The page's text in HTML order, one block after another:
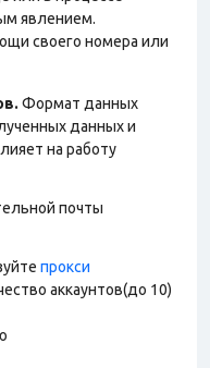
явлением.
своего номера или
Формат данных
данных и
на работу
почты
прокси
аккаунтов(до 10)